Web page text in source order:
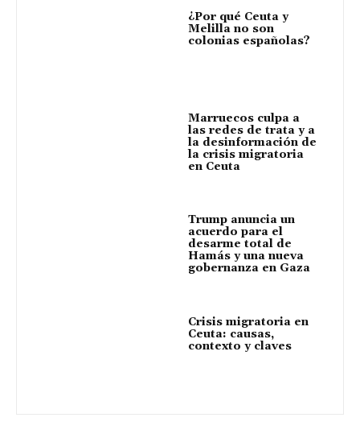
¿Por qué Ceuta y
Melilla no son
colonias españolas?
Marruecos culpa a
las redes de trata y a
la desinformación de
la crisis migratoria
en Ceuta
Trump anuncia un
acuerdo para el
desarme total de
Hamás y una nueva
gobernanza en Gaza
Crisis migratoria en
Ceuta: causas,
contexto y claves